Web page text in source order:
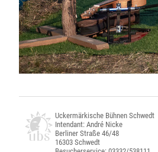
Uckermärkische Bühnen Schwedt
Intendant: André Nicke
Berliner Straße 46/48
16303 Schwedt